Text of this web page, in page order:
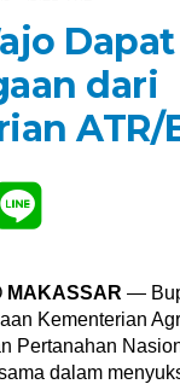
Dapat
dari
ATR/
MAKASSAR —
Kementerian
Pertanahan
dalam